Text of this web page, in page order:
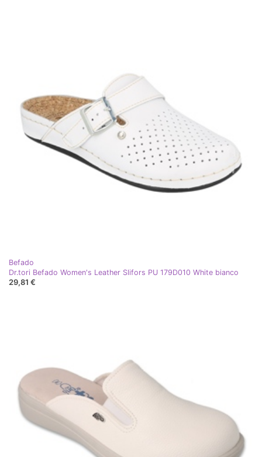
Befado
Dr.tori Befado Women's Leather Slifors PU 179D010 White bianco
29,81 €